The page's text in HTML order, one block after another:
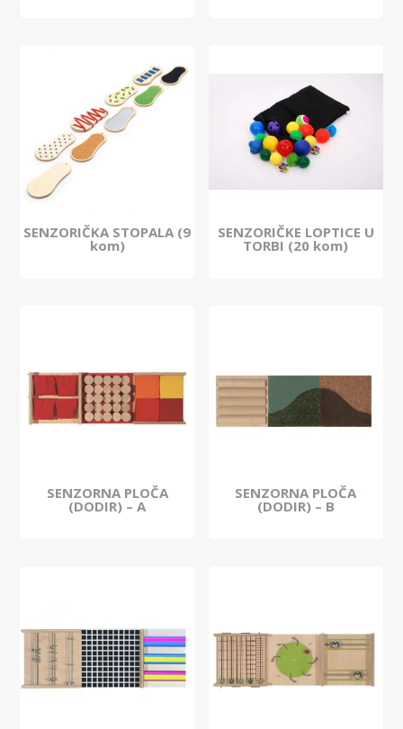
SENZORIČKA STOPALA (9
kom)
SENZORIČKE LOPTICE U
TORBI (20 kom)
SENZORNA PLOČA
(DODIR) – A
SENZORNA PLOČA
(DODIR) – B